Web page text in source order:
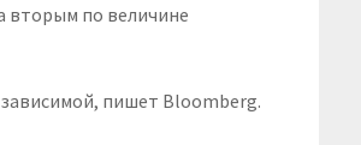
вторым по величине
зависимой, пишет Bloomberg.